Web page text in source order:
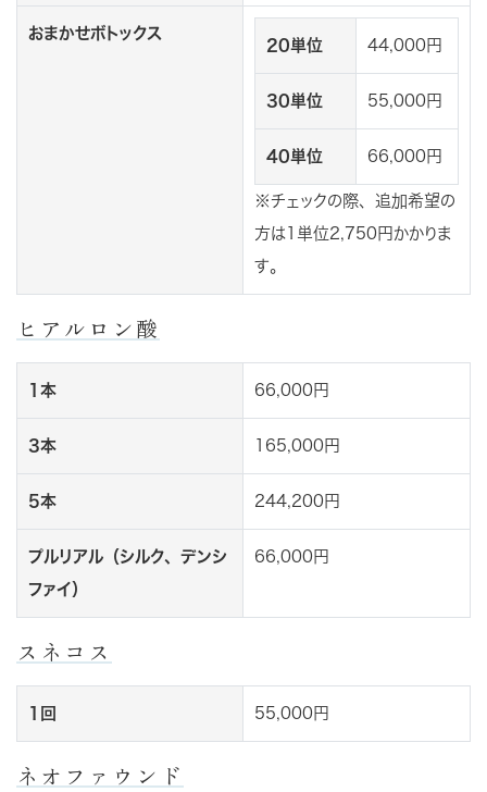
おまかせボトックス
20単位 44,000円
30単位 55,000円
40単位 66,000円
※チェックの際、追加希望の
方は1単位2,750円かかりま
す。
ヒアルロン酸
1本 66,000円
3本 165,000円
5本 244,200円
プルリアル（シルク、デンシ
ファイ）
66,000円
スネコス
1回 55,000円
ネオファウンド